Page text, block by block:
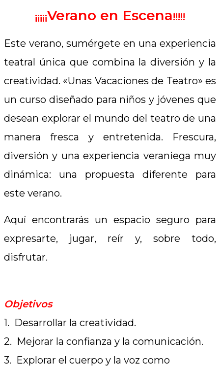
¡¡¡¡¡Verano en Escena!!!!!
Este verano, sumérgete en una experiencia
teatral única que combina la diversión y la
creatividad. «Unas Vacaciones de Teatro» es
un curso diseñado para niños y jóvenes que
desean explorar el mundo del teatro de una
manera fresca y entretenida. Frescura,
diversión y una experiencia veraniega muy
dinámica: una propuesta diferente para
este verano.
Aquí encontrarás un espacio seguro para
expresarte, jugar, reír y, sobre todo,
disfrutar.
Objetivos
1. Desarrollar la creatividad.
2. Mejorar la confianza y la comunicación.
3. Explorar el cuerpo y la voz como